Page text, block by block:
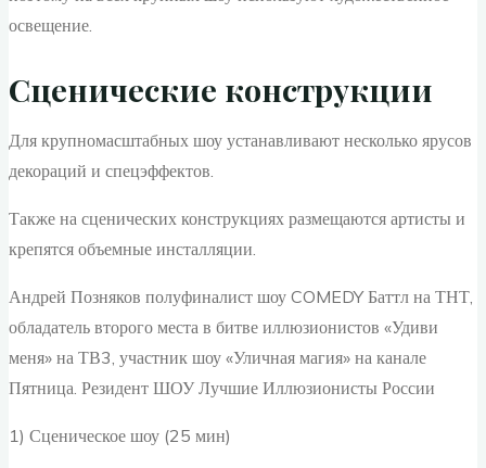
освещение.
Сценические конструкции
Для крупномасштабных шоу устанавливают несколько ярусов
декораций и спецэффектов.
Также на сценических конструкциях размещаются артисты и
крепятся объемные инсталляции.
Андрей Позняков полуфиналист шоу COMEDY Баттл на ТНТ,
обладатель второго места в битве иллюзионистов «Удиви
меня» на ТВ3, участник шоу «Уличная магия» на канале
Пятница. Резидент ШОУ Лучшие Иллюзионисты России
1) Сценическое шоу (25 мин)